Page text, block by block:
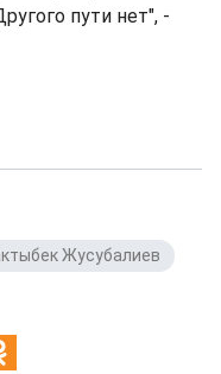
пути нет", -
Жусубалиев